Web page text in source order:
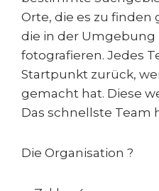
Orte, die es zu finden
die in der Umgebung
fotografieren. Jedes
Startpunkt zurück,
gemacht hat. Diese
Das schnellste Team
Die Organisation ?